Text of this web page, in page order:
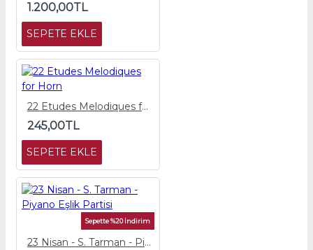
1.200,00TL
SEPETE EKLE
22 Etudes Melodiques for Horn
245,00TL
SEPETE EKLE
Sepette %20 İndirim
23 Nisan - S. Tarman - Piyano Eşlik Partisi